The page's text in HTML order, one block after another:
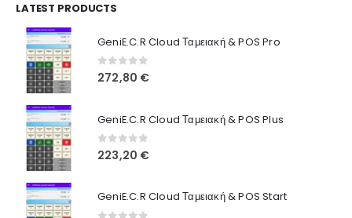
LATEST PRODUCTS
GeniE.C.R Cloud Ταμειακή & POS Pro
0out of 5
272,80 €
GeniE.C.R Cloud Ταμειακή & POS Plus
0out of 5
223,20 €
GeniE.C.R Cloud Ταμειακή & POS Start
Όροι Χρήσης
Τρόποι Αγοράς
Τρόποι Πληρωμής
Τρόποι Αποστολής
Ασφάλεια Πληρωμών